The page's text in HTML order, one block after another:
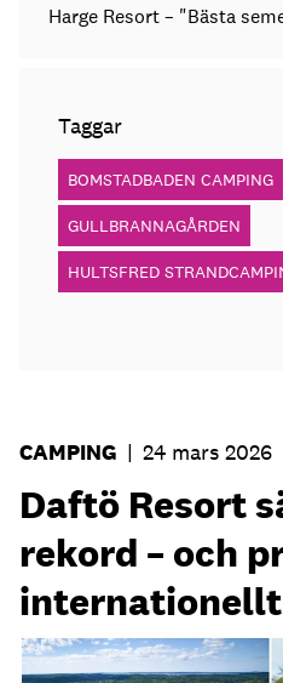
Harge Resort – "Bästa
Taggar
BOMSTADBADEN CAMPING
GULLBRANNAGÅRDEN
HULTSFRED
CAMPING | 24 mars 2026
Daftö Resort
rekord – och
internationellt
Lena Kempe, vd Daftö Resort